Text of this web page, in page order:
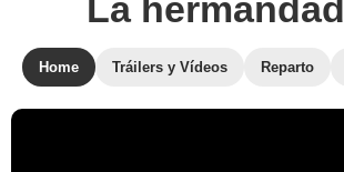
La hermandad
Home Tráilers y Vídeos Reparto